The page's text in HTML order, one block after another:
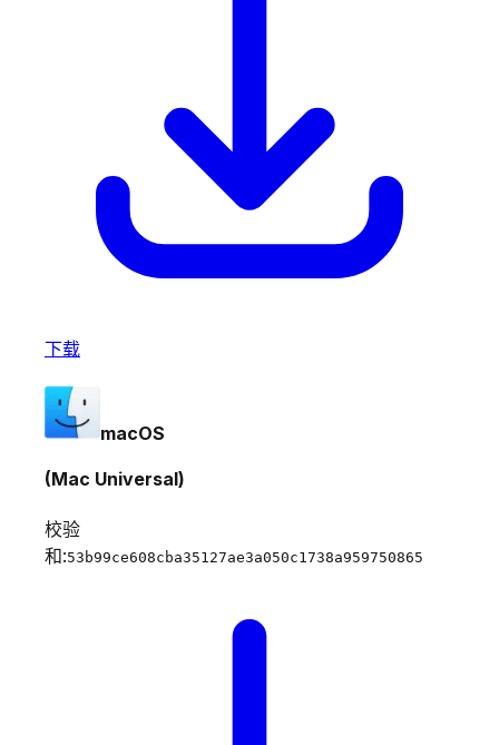
下载
macOS
(Mac Universal)
校验
和:53b99ce608cba35127ae3a050c1738a959750865